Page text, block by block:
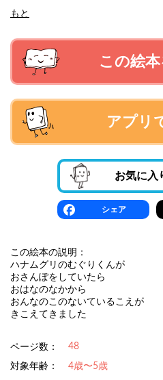
もと
この絵
アプリ
お気に入
シェア
この絵本の説明：
ハナムグリのむぐりくんが
おさんぽをしていたら
おはなのなかから
おんなのこのないているこえが
きこえてきました
ページ数： 48
対象年齢：
4歳〜5歳